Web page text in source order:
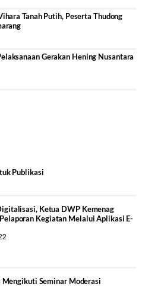
Tanah Putih, Peserta Thudong
Gerakan Hening Nusantara
Publikasi
Ketua DWP Kemenag
Kegiatan Melalui Aplikasi E-
Seminar Moderasi